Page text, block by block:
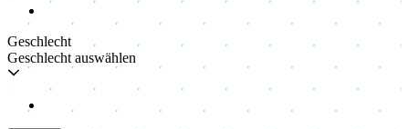
Geschlecht
Geschlecht auswählen